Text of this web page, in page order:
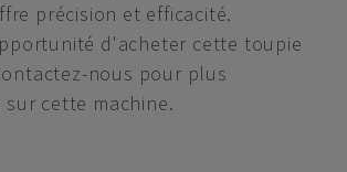
précision et efficacité.
d'acheter cette toupie
nous pour plus
cette machine.